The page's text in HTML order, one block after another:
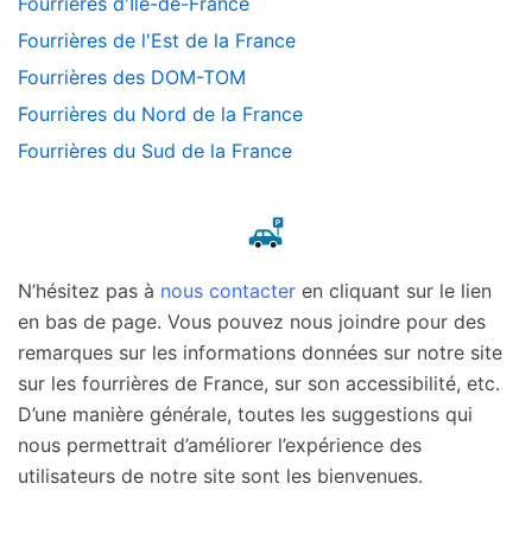
Fourrières de l'Est de la France
Fourrières des DOM-TOM
Fourrières du Nord de la France
Fourrières du Sud de la France
N’hésitez pas à nous contacter en cliquant sur le lien
en bas de page. Vous pouvez nous joindre pour des
remarques sur les informations données sur notre site
sur les fourrières de France, sur son accessibilité, etc.
D’une manière générale, toutes les suggestions qui
nous permettrait d’améliorer l’expérience des
utilisateurs de notre site sont les bienvenues.